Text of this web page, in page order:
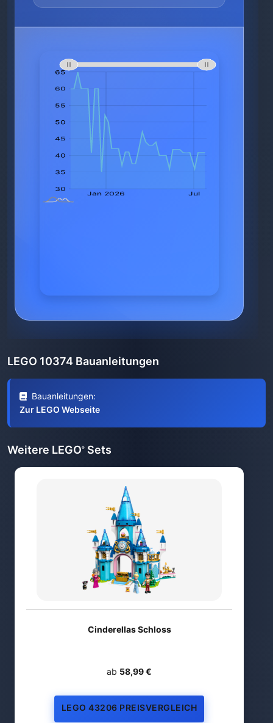
LEGO 10374 Bauanleitungen
Bauanleitungen:
Zur LEGO Webseite
Weitere LEGO® Sets
Cinderellas Schloss
ab 58,99 €
LEGO 43206 PREISVERGLEICH